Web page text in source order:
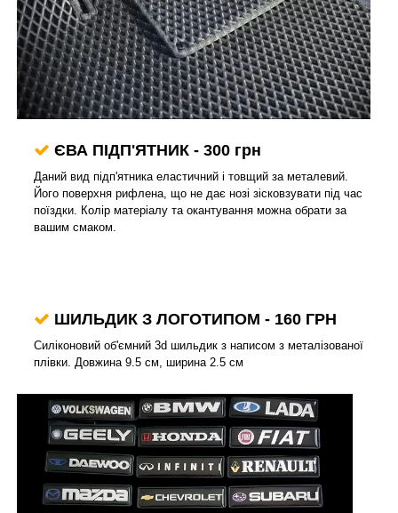
ЄВА ПІДП'ЯТНИК - 300 грн
Даний вид підп'ятника еластичний і товщий за металевий.
Його поверхня рифлена, що не дає нозі зісковзувати під час
поїздки. Колір матеріалу та окантування можна обрати за
вашим смаком.
ШИЛЬДИК З ЛОГОТИПОМ - 160 ГРН
Силіконовий об'ємний 3d шильдик з написом з металізованої
плівки. Довжина 9.5 см, ширина 2.5 см